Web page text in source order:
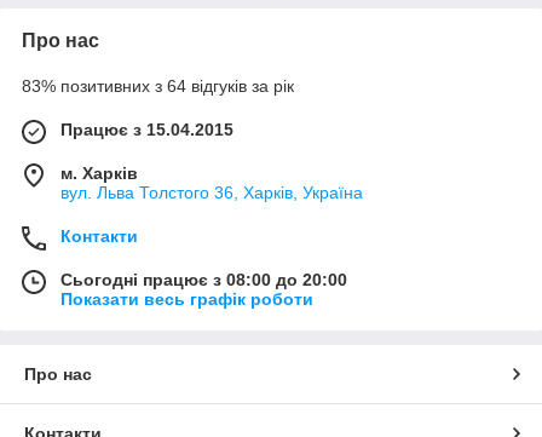
Про нас
83% позитивних з 64 відгуків за рік
Працює з 15.04.2015
м. Харків
вул. Льва Толстого 36, Харків, Україна
Контакти
Сьогодні працює з 08:00 до 20:00
Показати весь графік роботи
Про нас